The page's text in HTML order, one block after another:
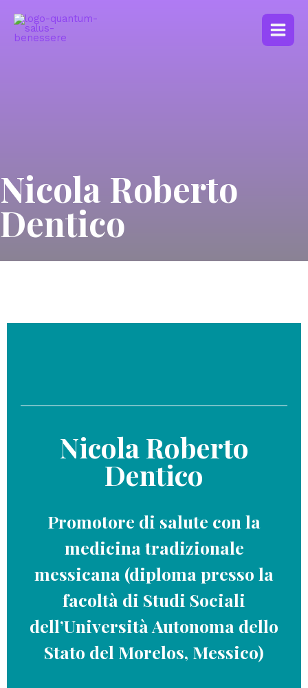
Nicola Roberto
Dentico
Nicola Roberto
Dentico
Promotore di salute con la
medicina tradizionale
messicana (diploma presso la
facoltà di Studi Sociali
dell’Università Autonoma dello
Stato del Morelos, Messico)